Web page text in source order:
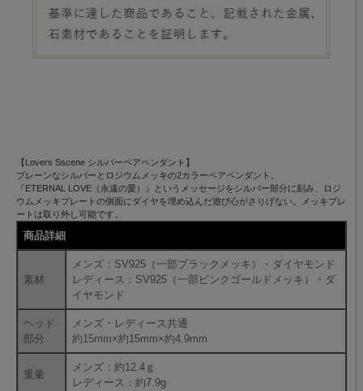
【Lovers Sscene シルバーペアペンダント】
プレーンなシルバーとロジウムメッキの2カラーペアペンダント。
『ETERNAL LOVE（永遠の愛）』というメッセージをシルバー部分に刻み、ロジ
ウムメッキプレートの側面にダイヤを埋め込んだ遊び心がさりげない。メッキプレ
ートは取り外し可能です。
商品詳細
素材
メンズ：SV925（一部ブラックメッキ）・ダイヤモンド
レディース：SV925（一部ピンクゴールドメッキ）・ダ
イヤモンド
ヘッド
部分
メンズ・レディース共通
約15mm×約15mm×約4.9mm
重量
メンズ：約12.4ｇ
レディース：約7.9g